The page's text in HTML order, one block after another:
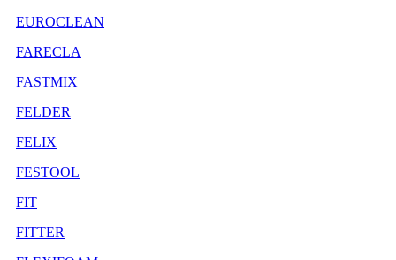
EUROCLEAN
FARECLA
FASTMIX
FELDER
FELIX
FESTOOL
FIT
FITTER